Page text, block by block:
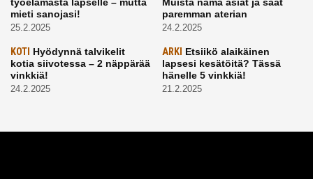
työelämästä lapselle – mutta
mieti sanojasi!
25.2.2025
Muista nämä asiat ja saat
paremman aterian
24.2.2025
KOTI Hyödynnä talvikelit
kotia siivotessa – 2 näppärää
vinkkiä!
24.2.2025
ARKI Etsiikö alaikäinen
lapsesi kesätöitä? Tässä
hänelle 5 vinkkiä!
21.2.2025